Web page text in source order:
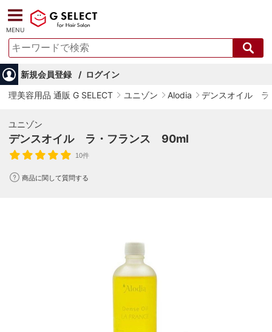
MENU
新規会員登録
ログイン
理美容用品 通販 G SELECT
ユニゾン Alodia デンスオイル
ユニゾン
デンスオイル ラ・フランス 90ml
10件
商品に関して質問する